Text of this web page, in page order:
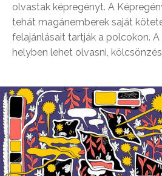
olvastak képregényt. A
tehát magánemberek saját
felajánlásait tartják a polcokon.
helyben lehet olvasni,